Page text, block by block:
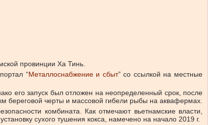
провинции Ха Тинь.
“Металлоснабжение и сбыт” со ссылкой на местные
его запуск был отложен на неопределенный срок, после
береговой черты и массовой гибели рыбы на аквафермах.
комбината. Как отмечают вьетнамские власти,
сухого тушения кокса, намечено на начало 2019 г.